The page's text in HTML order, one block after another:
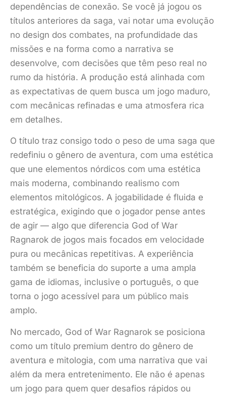
dependências de conexão. Se você já jogou os
títulos anteriores da saga, vai notar uma evolução
no design dos combates, na profundidade das
missões e na forma como a narrativa se
desenvolve, com decisões que têm peso real no
rumo da história. A produção está alinhada com
as expectativas de quem busca um jogo maduro,
com mecânicas refinadas e uma atmosfera rica
em detalhes.
O título traz consigo todo o peso de uma saga que
redefiniu o gênero de aventura, com uma estética
que une elementos nórdicos com uma estética
mais moderna, combinando realismo com
elementos mitológicos. A jogabilidade é fluida e
estratégica, exigindo que o jogador pense antes
de agir — algo que diferencia God of War
Ragnarok de jogos mais focados em velocidade
pura ou mecânicas repetitivas. A experiência
também se beneficia do suporte a uma ampla
gama de idiomas, inclusive o português, o que
torna o jogo acessível para um público mais
amplo.
No mercado, God of War Ragnarok se posiciona
como um título premium dentro do gênero de
aventura e mitologia, com uma narrativa que vai
além da mera entretenimento. Ele não é apenas
um jogo para quem quer desafios rápidos ou